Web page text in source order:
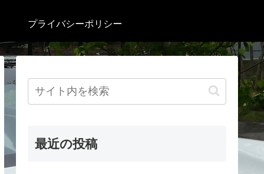
プライバシーポリシー
最近の投稿